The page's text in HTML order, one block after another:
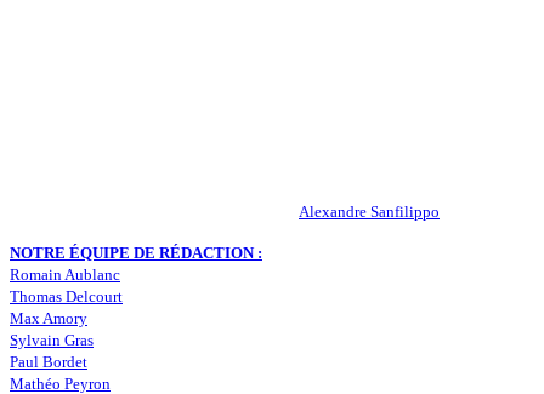
Alexandre Sanfilippo
NOTRE ÉQUIPE DE RÉDACTION :
Romain Aublanc
Thomas Delcourt
Max Amory
Sylvain Gras
Paul Bordet
Mathéo Peyron